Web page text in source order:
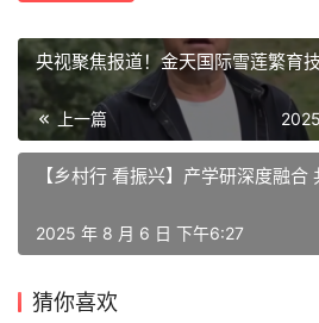
央视聚焦报道！金天国际雪莲繁育
上一篇
【乡村行 看振兴】产学研深度融
2025 年 8 月 6 日 下午6:27
猜你喜欢